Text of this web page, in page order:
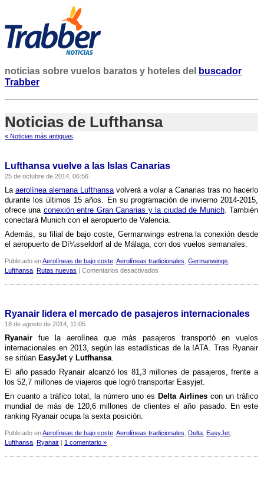
noticias sobre vuelos baratos y hoteles del
buscador
Trabber
Noticias de Lufthansa
« Noticias más antiguas
Lufthansa vuelve a las Islas Canarias
25 de octubre de 2014, 06:56
La aerolí­nea alemana Lufthansavolverá a volar a Canarias tras no hacerlo
durante los últimos 15 años. En su programación de invierno 2014-2015,
ofrece una conexión entre Gran Canarias y la ciudad de Munich. También
conectará Munich con el aeropuerto de Valencia.
Además, su filial de bajo coste, Germanwings estrena la conexión desde
el aeropuerto de Dí¼sseldorf al de Málaga, con dos vuelos semanales.
Publicado enAerolíneas de bajo coste Aerolíneas tradicionales Germanwings
Lufthansa Rutas nuevas | Comentarios desactivados
Islas
Ryanair lidera el mercado de pasajeros internacionales
18 de agosto de 2014, 11:05
Ryanair fue la aerolí­nea que más pasajeros transportó en vuelos
internacionales en 2013, según las estadí­sticas de la IATA. Tras Ryanair
se sitúan EasyJety Lutfhansa.
El año pasado Ryanair alcanzó los 81,3 millones de pasajeros, frente a
los 52,7 millones de viajeros que logró transportar Easyjet.
En cuanto a tráfico total, la número uno es Delta Airlines con un tráfico
mundial de más de 120,6 millones de clientes el año pasado. En este
ranking Ryanair ocupa la sexta posición.
Publicado enAerolíneas de bajo coste Aerolíneas tradicionales Delta EasyJet
Lufthansa Ryanair | 1 comentario »